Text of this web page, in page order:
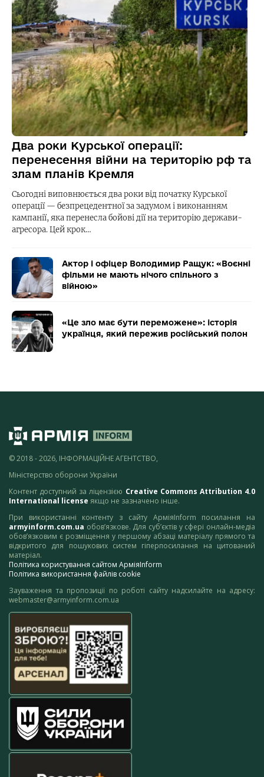
Два роки Курської операції:
перенесення війни на територію рф та
злам планів Кремля
Сьогодні виповнюється два роки від початку Курської
операції — безпрецедентної за задумом і виконанням
кампанії, яка перенесла бойові дії на територію держави-
агресора. Цей крок…
Актор і офіцер Володимир Ращук: «Воєнні
фільми не мають нічого спільного з
війною»
«Це зло має бути переможене»: історія
українця, який пережив російський полон
© 2018 - 2026, ІНФОРМАЦІЙНЕ АГЕНТСТВО,
Міністерство оборони України
Контент доступний за ліцензією Creative Commons Attribution 4.0
International license якщо не зазначено інше.
При використанні контенту з сайту АрміяInform посилання на
armyinform.com.ua обов’язкове. Для суб’єктів у сфері онлайн-медіа
обов’язковим є розміщення у першому абзаці матеріалу прямого та
відкритого для пошукових систем гіперпосилання на цитований
матеріал.
Політика користування сайтом АрміяInform
Політика використання файлів cookie
Зауваження та пропозиції по роботі сайту надсилайте на адресу:
webmaster@armyinform.com.ua